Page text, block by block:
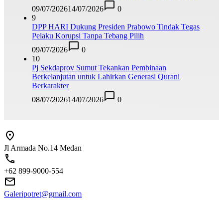
09/07/202614/07/2026
0
9
DPP HARI Dukung Presiden Prabowo Tindak Tegas
Pelaku Korupsi Tanpa Tebang Pilih
09/07/2026
0
10
Pj Sekdaprov Sumut Tekankan Pembinaan
Berkelanjutan untuk Lahirkan Generasi Qurani
Berkarakter
08/07/202614/07/2026 0
Jl Armada No.14 Medan
+62 899-9000-554
Galeripotret@gmail.com